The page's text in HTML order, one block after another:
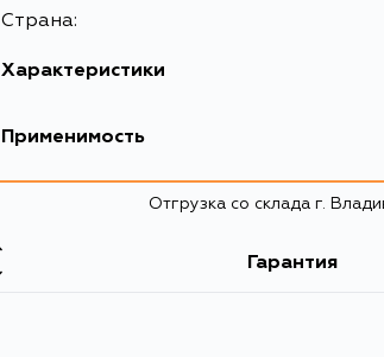
Страна:
Характеристики
EAN-13 4975759173359
Описание
кисточкой, 12 мл
Применимость
Отгрузка со склада г.
Гарантия